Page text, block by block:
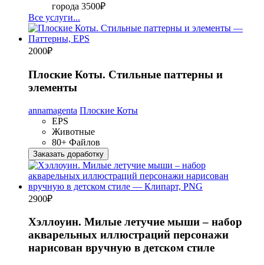
города 3500₽
Все услуги...
2000₽
Плоские Коты. Стильные паттерны и
элементы
annamagenta Плоские Коты
EPS
Животные
80+ Файлов
Заказать доработку
2900₽
Хэллоуин. Милые летучие мыши – набор
акварельных иллюстраций персонажи
нарисован вручную в детском стиле